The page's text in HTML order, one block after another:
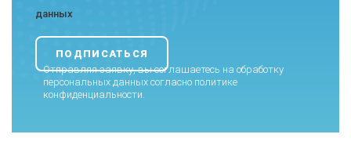
данных
Отправляя заявку, вы соглашаетесь на обработку
персональных данных согласно политике
конфиденциальности.